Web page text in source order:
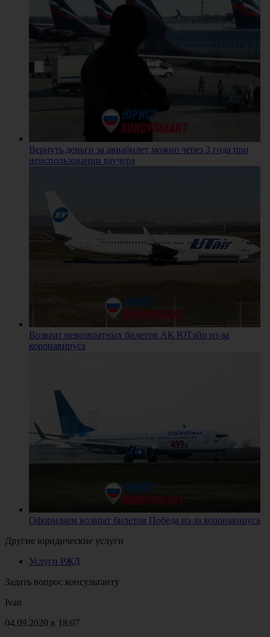
Вернуть деньги за авиабилет можно через 3 года при
неиспользовании ваучера
Возврат невозвратных билетов АК ЮТэйр из-за
коронавируса
Оформляем возврат билетов Победа из-за коронавируса
Другие юридические услуги
Услуги РЖД
Задать вопрос консультанту
Ivan
04.09.2020 в 18:07